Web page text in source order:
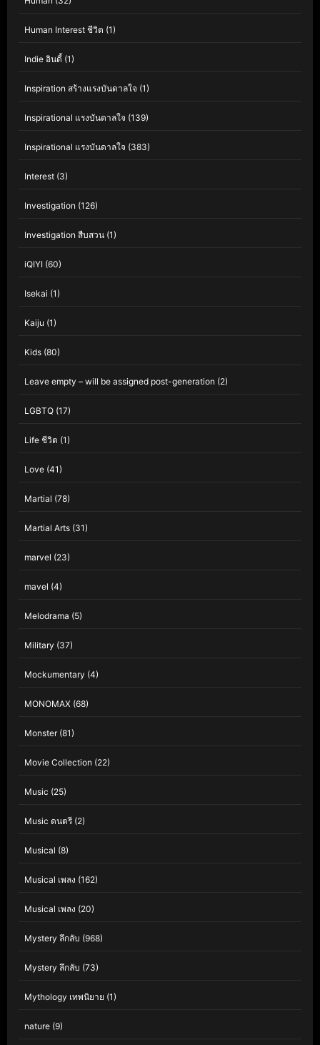
Human Interest ชีวิต (1)
Indie อินดี้ (1)
Inspiration สร้างแรงบันดาลใจ (1)
Inspirational แรงบันดาลใจ (139)
Inspirational แรงบันดาลใจ (383)
Interest (3)
Investigation (126)
Investigation สืบสวน (1)
iQIYI (60)
Isekai (1)
Kaiju (1)
Kids (80)
Leave empty – will be assigned post-generation (2)
LGBTQ (17)
Life ชีวิต (1)
Love (41)
Martial (78)
Martial Arts (31)
marvel (23)
mavel (4)
Melodrama (5)
Military (37)
Mockumentary (4)
MONOMAX (68)
Monster(81)
Movie Collection (22)
Music (25)
Music ดนตรี (2)
Musical (8)
Musical เพลง (162)
Musical เพลง (20)
Mystery ลึกลับ (968)
Mystery ลึกลับ (73)
Mythology เทพนิยาย (1)
nature (9)